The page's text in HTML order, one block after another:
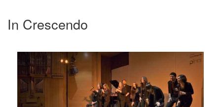
In Crescendo